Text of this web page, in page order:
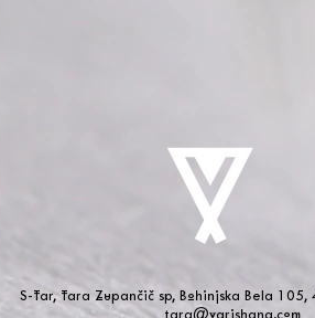
S-Tar, Tara Zupančič sp, Bohinjska Bela 105,
tara@varishana.com